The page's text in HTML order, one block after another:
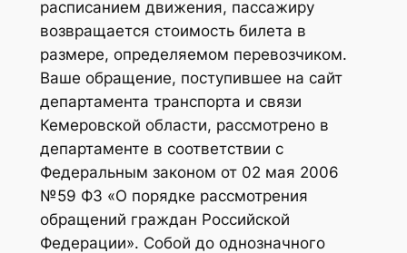
расписанием движения, пассажиру
возвращается стоимость билета в
размере, определяемом перевозчиком.
Ваше обращение, поступившее на сайт
департамента транспорта и связи
Кемеровской области, рассмотрено в
департаменте в соответствии с
Федеральным законом от 02 мая 2006
№59 ФЗ «О порядке рассмотрения
обращений граждан Российской
Федерации». Собой до однозначного